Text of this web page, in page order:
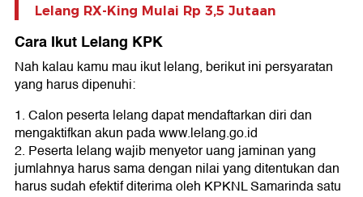
Lelang RX-King Mulai Rp 3,5 Jutaan
Cara Ikut Lelang KPK
Nah kalau kamu mau ikut lelang, berikut ini persyaratan
yang harus dipenuhi:
1. Calon peserta lelang dapat mendaftarkan diri dan
mengaktifkan akun pada www.lelang.go.id
2. Peserta lelang wajib menyetor uang jaminan yang
jumlahnya harus sama dengan nilai yang ditentukan dan
harus sudah efektif diterima oleh KPKNL Samarinda satu